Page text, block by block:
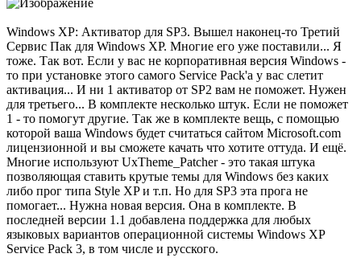
Windows XP: Активатор для SP3. Вышел наконец-то Третий
Сервис Пак для Windows XP. Многие его уже поставили... Я
тоже. Так вот. Если у вас не корпоративная версия Windows -
то при установке этого самого Service Pack'а у вас слетит
активация... И ни 1 активатор от SP2 вам не поможет. Нужен
для третьего... В комплекте несколько штук. Если не поможет
1 - то помогут другие. Так же в комплекте вещь, с помощью
которой ваша Windows будет считаться сайтом Microsoft.com
лицензионной и вы сможете качать что хотите оттуда. И ещё.
Многие используют UxTheme_Patcher - это такая штука
позволяющая ставить крутые темы для Windows без каких
либо прог типа Style XP и т.п. Но для SP3 эта прога не
помогает... Нужна новая версия. Она в комплекте. В
последней версии 1.1 добавлена поддержка для любых
языковых вариантов операционной системы Windows XP
Service Pack 3, в том числе и русского.